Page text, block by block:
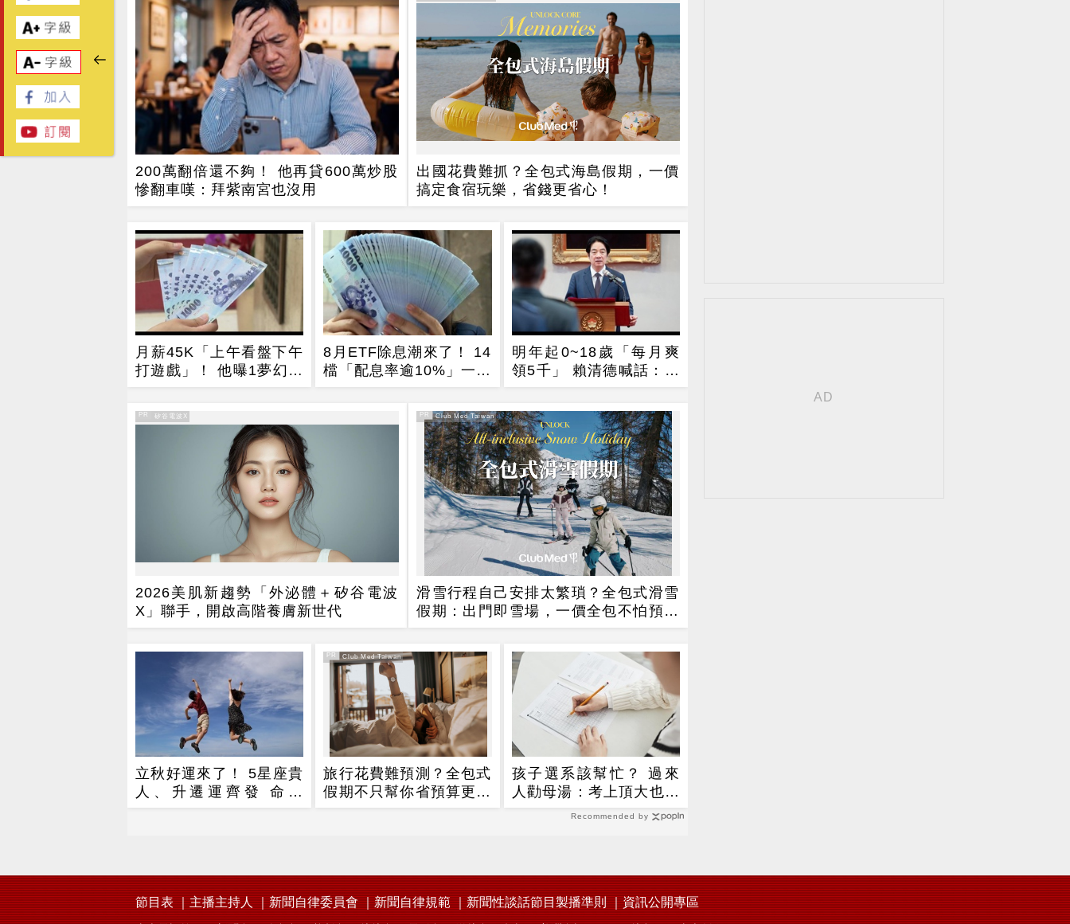
200萬翻倍還不夠！ 他再貸600萬炒股
慘翻車嘆：拜紫南宮也沒用
出國花費難抓？全包式海島假期，一價
搞定食宿玩樂，省錢更省心！
月薪45K「上午看盤下午
打遊戲」！ 他曝1夢幻職
業 網嘆：比保全爽
8月ETF除息潮來了！ 14
檔「配息率逾10%」一次
看
明年起0~18歲「每月爽
領5千」 賴清德喊話：此
時不生待何時
PR
2026美肌新趨勢「外泌體＋矽谷電波
X」聯手，開啟高階養膚新世代
PR・矽谷電波X PR
滑雪行程自己安排太繁瑣？全包式滑雪
假期：出門即雪場，一價全包不怕預算
爆表！
PR・Club Med Taiwan
立秋好運來了！ 5星座貴
人、升遷運齊發 命理
師：把握黃金轉運期
PR
旅行花費難預測？全包式
假期不只幫你省預算更省
精力！
PR・Club Med Taiwan
孩子選系該幫忙？ 過來
人勸母湯：考上頂大也憂
鬱
Recommended by
節目表 主播主持人 新聞自律委員會 新聞自律規範 新聞性談話節目製播準則 資訊公開專區